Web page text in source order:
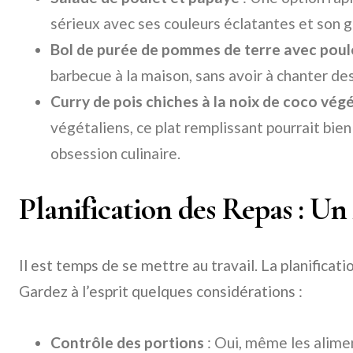
sérieux avec ses couleurs éclatantes et son
Bol de purée de pommes de terre avec
barbecue à la maison, sans avoir à chanter
Curry de pois chiches à la noix de coco
végétaliens, ce plat remplissant pourrait
obsession culinaire.
Planification des Repas :
Il est temps de se mettre au travail. La
Gardez à l’esprit quelques considérations :
Contrôle des portions : Oui, même les